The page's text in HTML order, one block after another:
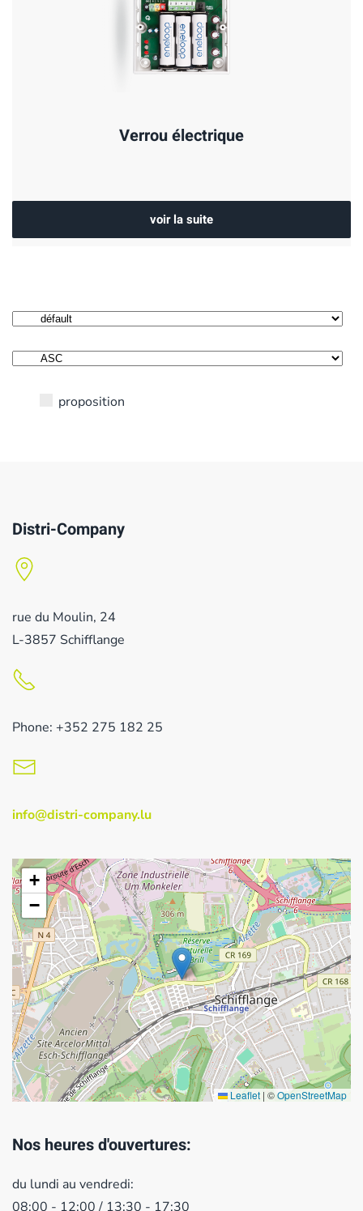
Verrou électrique
voir la suite
proposition
Distri-Company
rue du Moulin, 24
L-3857 Schifflange
Phone: +352 275 182 25
info@distri-company.lu
+
−
Leaflet | ©OpenStreetMap
Nos heures d'ouvertures:
du lundi au vendredi:
08:00 - 12:00 / 13:30 - 17:30